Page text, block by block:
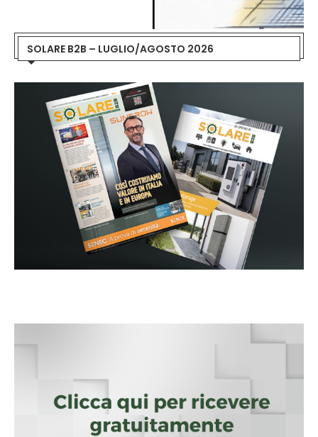
SOLARE B2B – LUGLIO/AGOSTO 2026